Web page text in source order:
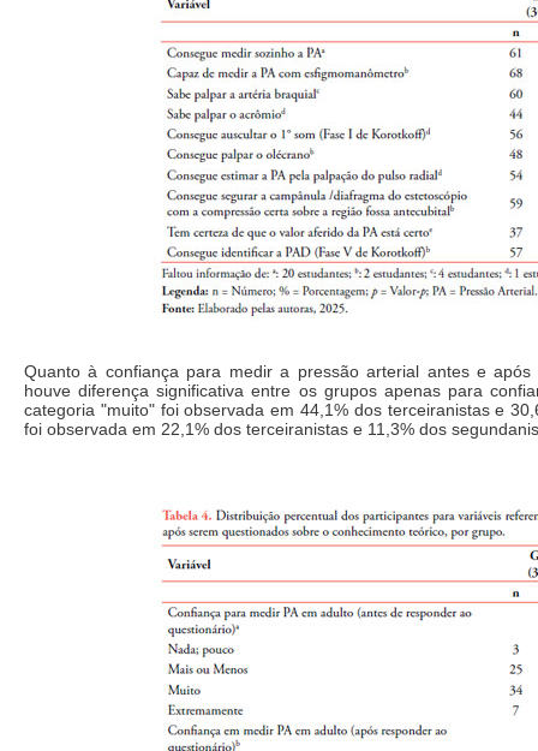
Quanto à confiança para medir a pressão arterial antes e
houve diferença significativa entre os grupos apenas para
categoria "muito" foi observada em 44,1% dos terceiranistas e
foi observada em 22,1% dos terceiranistas e 11,3% dos